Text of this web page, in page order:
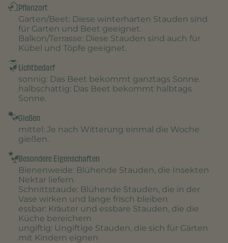
Pflanzort
Garten/Beet: Diese winterharten Stauden sind
für Garten und Beet geeignet.
Balkon/Terrasse: Diese Stauden sind auch für
Kübel und Töpfe geeignet.
Lichtbedarf
sonnig: Das Beet bekommt ganztags Sonne.
halbschattig: Das Beet bekommt halbtags
Sonne.
Gießen
mittel: Je nach Witterung einmal die Woche
gießen.
Besondere Eigenschaften
Bienenweide: Blühende Stauden, die Insekten
Nektar liefern
Schnittstaude: Blühende Stauden, die in der
Vase wirken und lange frisch bleiben
essbar: Kräuter und essbare Stauden, die die
Küche bereichern
ungiftig: Ungiftige Stauden, die sich für Gärten
mit Kindern eignen